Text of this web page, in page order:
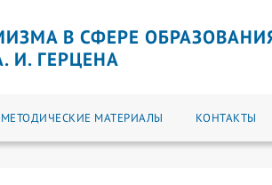
В СФЕРЕ
И. ГЕРЦЕНА
МЕТОДИЧЕСКИЕ МАТЕРИАЛЫ КОНТАКТЫ